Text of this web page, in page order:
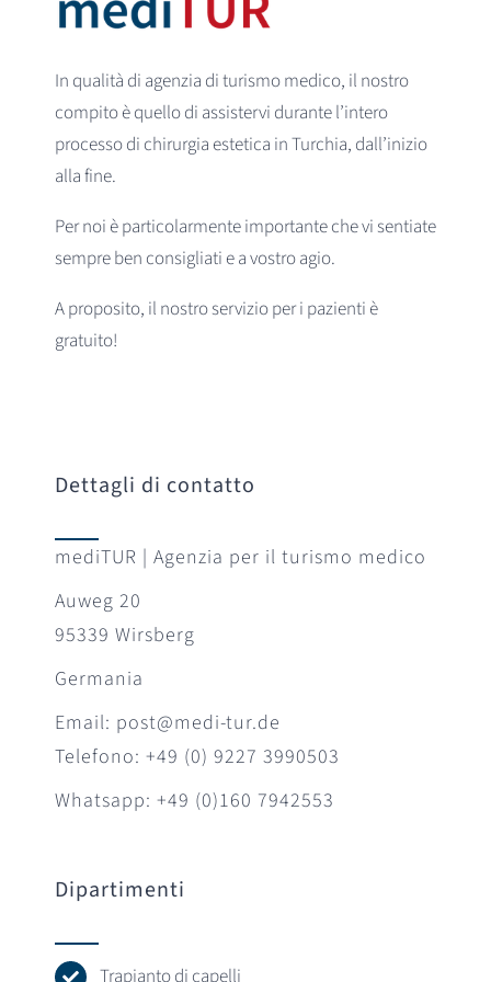
In qualità di agenzia di turismo medico, il nostro
compito è quello di assistervi durante l’intero
processo di chirurgia estetica in Turchia, dall’inizio
alla fine.
Per noi è particolarmente importante che vi sentiate
sempre ben consigliati e a vostro agio.
A proposito, il nostro servizio per i pazienti è
gratuito!
Dettagli di contatto
mediTUR | Agenzia per il turismo medico
Auweg 20
95339 Wirsberg
Germania
Email: post@medi-tur.de
Telefono: +49 (0) 9227 3990503
Whatsapp: +49 (0)160 7942553
Dipartimenti
Trapianto di capelli